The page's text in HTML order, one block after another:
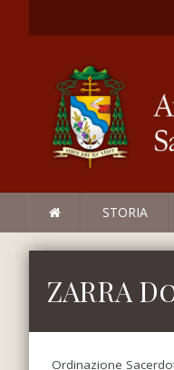
STORIA
ZARRA
Ordinazione